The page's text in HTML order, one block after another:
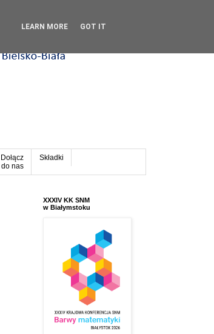
Dołącz
do nas
Składki
XXXIV KK SNM
w Białymstoku
LEARN MORE GOT IT